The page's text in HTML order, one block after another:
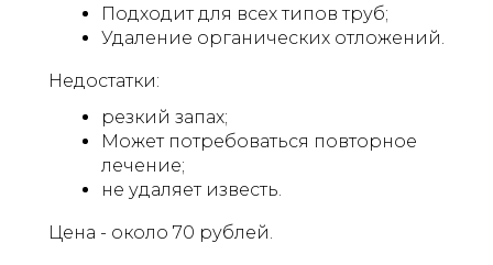
Подходит для всех типов труб;
Удаление органических отложений.
Недостатки:
резкий запах;
Может потребоваться повторное
лечение;
не удаляет известь.
Цена - около 70 рублей.